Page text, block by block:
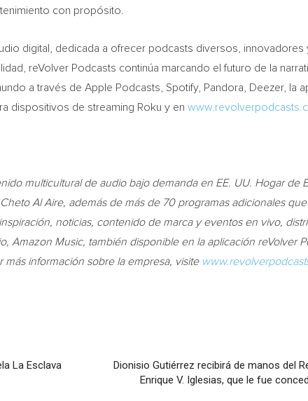
con propósito.
digital, dedicada a ofrecer podcasts diversos,
reVolver Podcasts continúa marcando el futuro de la
a través de Apple Podcasts, Spotify, Pandora, Deezer, la
dispositivos de streaming Roku y en
multicultural de audio bajo demanda en EE. UU. Hogar de
Al Aire, además de más de 70 programas adicionales
noticias, contenido de marca y eventos en vivo,
Amazon Music, también disponible en la aplicación reVolver
más información sobre la empresa, visite
La Esclava
Dionisio Gutiérrez recibirá de manos del
Enrique V. Iglesias, que le fue